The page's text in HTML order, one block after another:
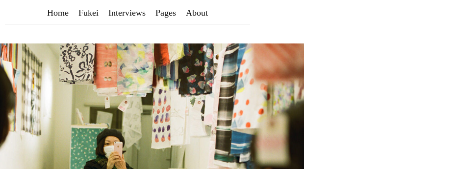
Home Fukei Interviews Pages About